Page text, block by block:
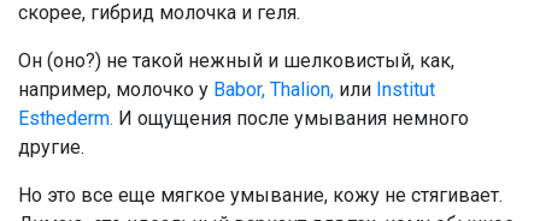
скорее, гибрид молочка и геля.
Он (оно?) не такой нежный и шелковистый, как,
например, молочко у Babor, Thalion, или Institut
Esthederm. И ощущения после умывания немного
другие.
Но это все еще мягкое умывание, кожу не стягивает.